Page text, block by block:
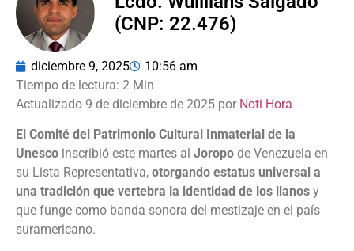
(CNP: 22.476)
diciembre 9, 2025 10:56 am
Actualizado 9 de diciembre de 2025 por Noti Hora
El Comité del Patrimonio Cultural Inmaterial de la
Unesco inscribió este martes al Joropo de Venezuela en
su Lista Representativa, otorgando estatus universal a
una tradición que vertebra la identidad de los llanos y
que funge como banda sonora del mestizaje en el país
suramericano.